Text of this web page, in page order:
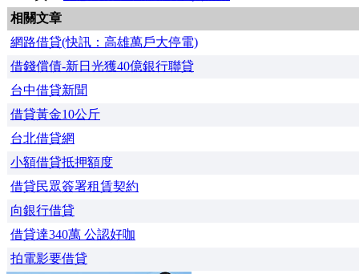
相關文章
網路借貸(快訊：高雄萬戶大停電)
借錢償債-新日光獲40億銀行聯貸
台中借貸新聞
借貸黃金10公斤
台北借貸網
小額借貸抵押額度
借貸民眾簽署租賃契約
向銀行借貸
借貸達340萬 公認好咖
拍電影要借貸